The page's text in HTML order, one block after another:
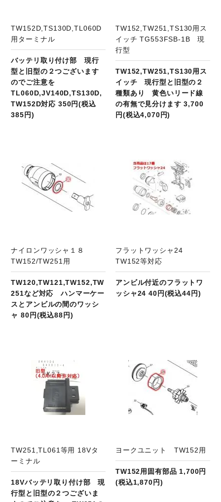
TW152D,TS130D,TL060D
用ターミナル
バッテリ取り付け部 現行
型と旧型の２つございます
のでご注意を
TL060D,JV140D,TS130D,
TW152D対応 350円(税込
385円)
TW152,TW251,TS130用ス
イッチ TG553FSB-1B 現
行型
TW152,TW251,TS130用ス
イッチ 現行型と旧型の２
種類あり 黄色いリード線
の有無で見分けます 3,700
円(税込4,070円)
ナイロンワッシャ１８
TW152/TW251用
TW120,TW121,TW152,TW
251など対応 ハンマーケー
スとアンビルの間のワッシ
ャ 80円(税込88円)
フラットワッシャ24
TW152等対応
アンビル付近のフラットワ
ッシャ24 40円(税込44円)
TW251,TL061等用 18Vタ
ーミナル
18Vバッテリ取り付け部 現
行型と旧型の２つございま
ヨークユニット TW152用
TW152用固有部品 1,700円
(税込1,870円)